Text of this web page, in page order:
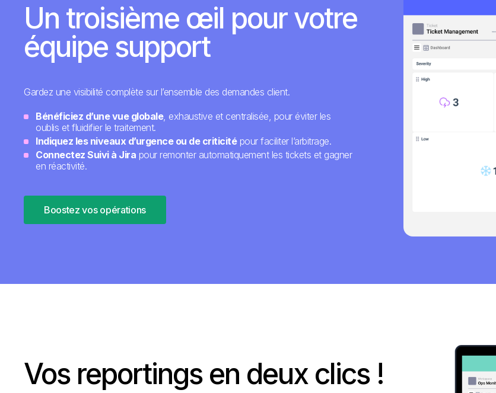
Un troisième œil pour votre
équipe support
Gardez une visibilité complète sur l’ensemble des demandes client.
Bénéficiez d’une vue globale, exhaustive et centralisée, pour éviter les
oublis et fluidifier le traitement.
Indiquez les niveaux d’urgence ou de criticitépour faciliter l’arbitrage.
Connectez Suivi à Jira pour remonter automatiquement les tickets et gagner
en réactivité.
Boostez vos opérations
Vos reportings en deux clics !